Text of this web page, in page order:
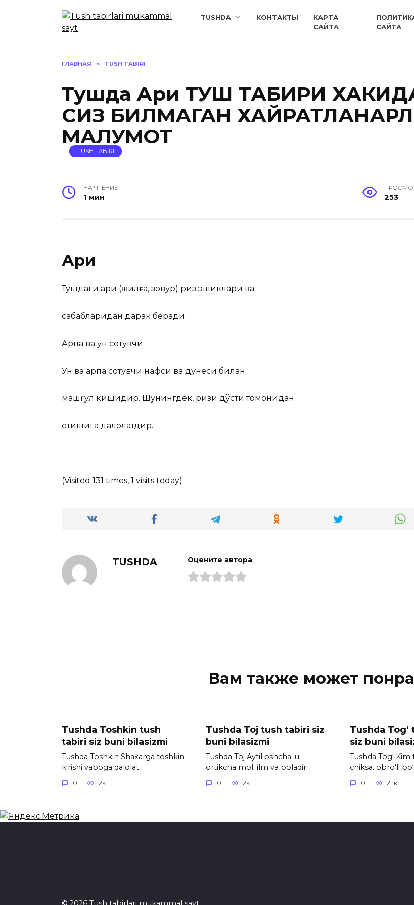
TUSHDA КОНТАКТЫ
КАРТА
САЙТА
САЙТА
ГЛАВНАЯ » TUSH TABIRI
Тушда Ариқ ТУШ ТАБИРИ
СИЗ БИЛМАГАН
МАЛУМОТ
TUSH TABIRI
НА ЧТЕНИЕ
1 мин 253
Ариқ
Тушдаги ариқ (жилға, зовур) ризқ эшиклари ва
сабабларидан дарак беради.
Арпа ва ун сотувчи
Ун ва арпа сотувчи нафси ва дунёси билан
машғул кишидир. Шунингдек, ризқи дўсти томонидан
етишига далолатдир.
(Visited 131 times, 1 visits today)
TUSHDA Оцените автора
Вам также может
Tushda Toshkin tush
tabiri siz buni bilasizmi
Tushda Toshkin Shaxarga toshkin
kirishi vaboga dalolat.
0 2к.
Tushda Toj tush tabiri siz
buni bilasizmi
Tushda Toj Aytilipshcha. u
ortikcha mol. ilm va boladir.
0 2к.
Tushda
siz buni
Tushda Tog‘
chiksa. obro‘li
0 2.1к.